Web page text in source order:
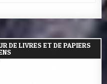
DE LIVRES ET DE PAPIERS